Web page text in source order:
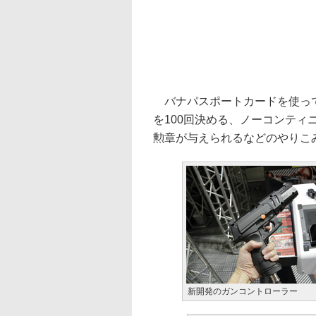
バナパスポートカードを使っ
を100回決める、ノーコンティ
勲章が与えられるなどのやりこ
新開発のガンコントローラー